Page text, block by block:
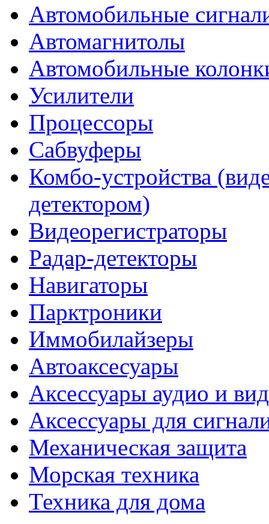
Автомобильные
Автомагнитолы
Автомобильные
Усилители
Процессоры
Сабвуферы
Комбо-устройства
детектором)
Видеорегистраторы
Радар-детекторы
Навигаторы
Парктроники
Иммобилайзеры
Автоаксесуары
Аксессуары аудио и
Аксессуары для
Механическая защита
Морская техника
Техника для дома